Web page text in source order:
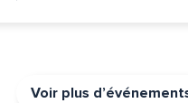
Voir plus